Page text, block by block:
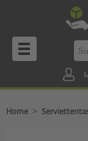
Home >